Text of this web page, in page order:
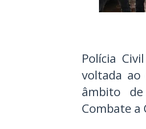
Polícia
voltada ao
âmbito
Combate a